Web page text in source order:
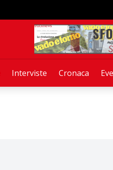
Interviste Cronaca